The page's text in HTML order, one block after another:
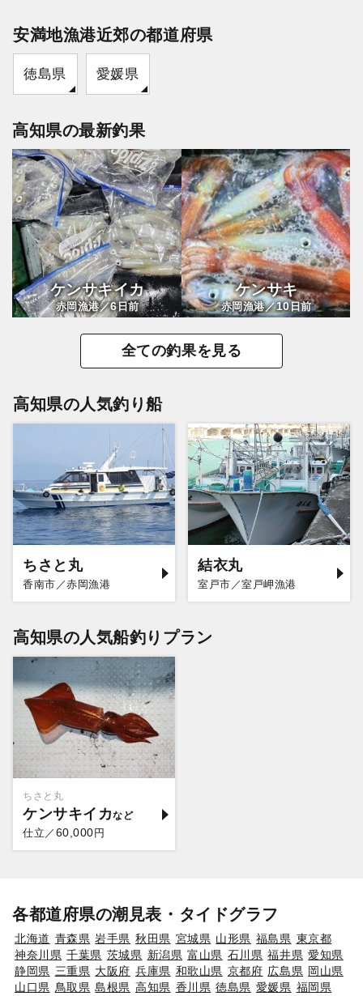
安満地漁港近郊の都道府県
徳島県 愛媛県
高知県の最新釣果
ケンサキイカ
赤岡漁港／6日前
ケンサキ
赤岡漁港／10日前
全ての釣果を見る
高知県の人気釣り船
ちさと丸
香南市／赤岡漁港
結衣丸
室戸市／室戸岬漁港
高知県の人気船釣りプラン
ちさと丸
ケンサキイカ
仕立／ 60,000 円
各都道府県の潮見表・タイドグラフ
北海道 青森県 岩手県 秋田県 宮城県 山形県 福島県 東京都
神奈川県 千葉県 茨城県 新潟県 富山県 石川県 福井県 愛知県
静岡県 三重県 大阪府 兵庫県 和歌山県 京都府 広島県 岡山県
山口県 鳥取県 島根県 高知県 香川県 徳島県 愛媛県 福岡県